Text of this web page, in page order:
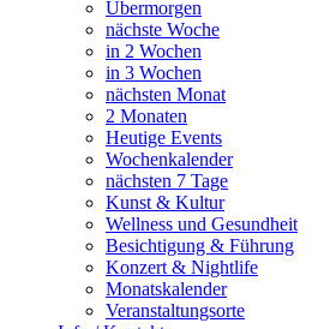
Übermorgen
nächste Woche
in 2 Wochen
in 3 Wochen
nächsten Monat
2 Monaten
Heutige Events
Wochenkalender
nächsten 7 Tage
Kunst & Kultur
Wellness und Gesundheit
Besichtigung & Führung
Konzert & Nightlife
Monatskalender
Veranstaltungsorte